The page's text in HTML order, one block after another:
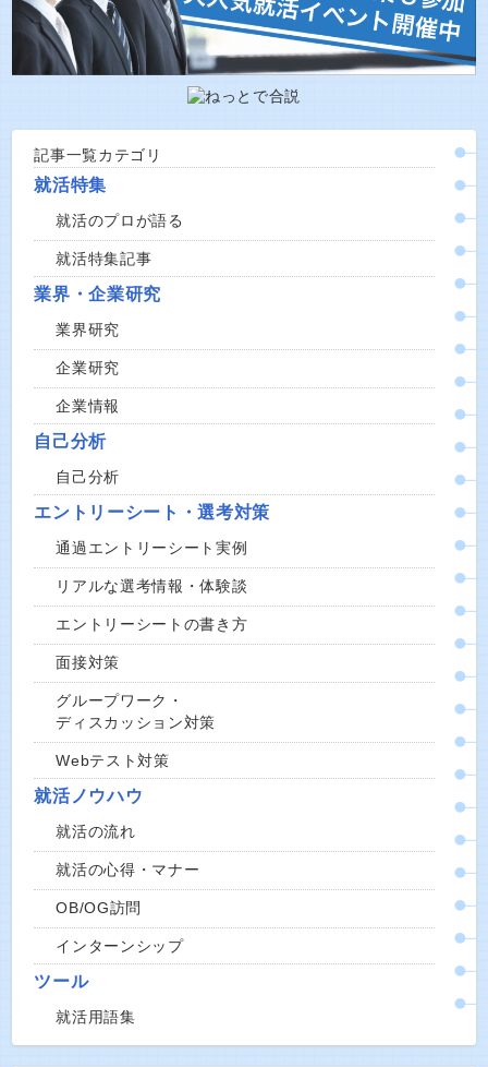
記事一覧カテゴリ
就活特集
就活のプロが語る
就活特集記事
業界・企業研究
業界研究
企業研究
企業情報
自己分析
自己分析
エントリーシート・選考対策
通過エントリーシート実例
リアルな選考情報・体験談
エントリーシートの書き方
面接対策
グループワーク・
ディスカッション対策
Webテスト対策
就活ノウハウ
就活の流れ
就活の心得・マナー
OB/OG訪問
インターンシップ
ツール
就活用語集